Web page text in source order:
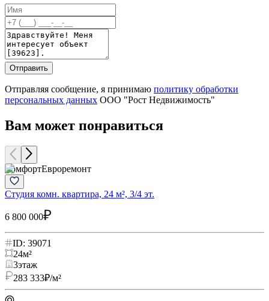
Отправить
Отправляя сообщение, я принимаю политику обработки
персональных данных ООО "Рост Недвижимость"
Вам может понравиться
КомфортЕвроремонт
Студия комн. квартира, 24 м², 3/4 эт.
6 800 000
ID: 39071
24м²
3этаж
283 333₽/м²